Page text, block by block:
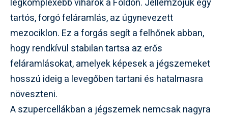
tartós, forgó feláramlás, az úgynevezett
mezociklon. Ez a forgás segít a felhőnek abban,
hogy rendkívül stabilan tartsa az erős
feláramlásokat, amelyek képesek a jégszemeket
hosszú ideig a levegőben tartani és hatalmasra
növeszteni.
A szupercellákban a jégszemek nemcsak nagyra